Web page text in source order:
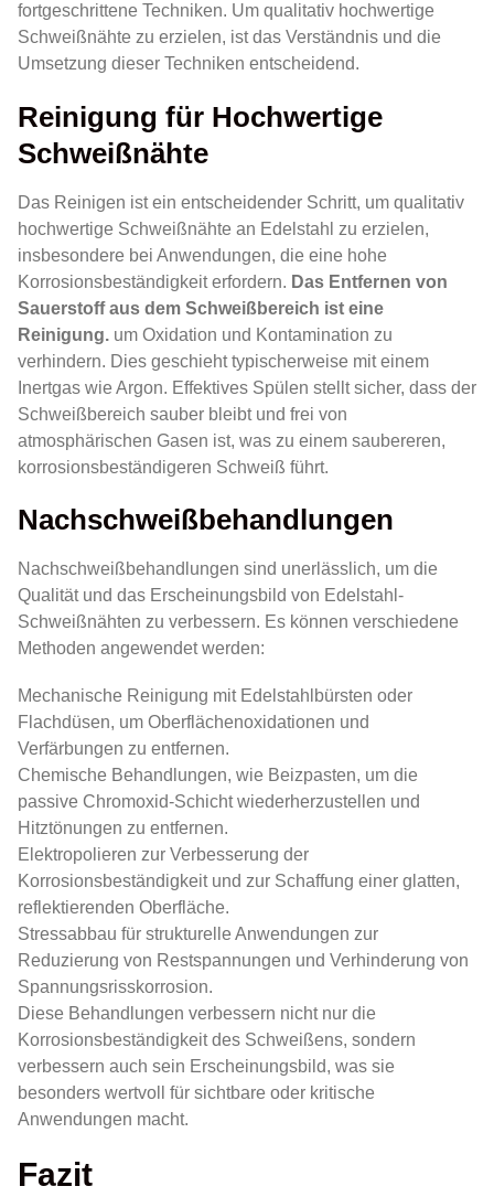
fortgeschrittene Techniken. Um qualitativ hochwertige
Schweißnähte zu erzielen, ist das Verständnis und die
Umsetzung dieser Techniken entscheidend.
Reinigung für Hochwertige
Schweißnähte
Das Reinigen ist ein entscheidender Schritt, um qualitativ
hochwertige Schweißnähte an Edelstahl zu erzielen,
insbesondere bei Anwendungen, die eine hohe
Korrosionsbeständigkeit erfordern. Das Entfernen von
Sauerstoff aus dem Schweißbereich ist eine
Reinigung. um Oxidation und Kontamination zu
verhindern. Dies geschieht typischerweise mit einem
Inertgas wie Argon. Effektives Spülen stellt sicher, dass der
Schweißbereich sauber bleibt und frei von
atmosphärischen Gasen ist, was zu einem saubereren,
korrosionsbeständigeren Schweiß führt.
Nachschweißbehandlungen
Nachschweißbehandlungen sind unerlässlich, um die
Qualität und das Erscheinungsbild von Edelstahl-
Schweißnähten zu verbessern. Es können verschiedene
Methoden angewendet werden:
Mechanische Reinigung mit Edelstahlbürsten oder
Flachdüsen, um Oberflächenoxidationen und
Verfärbungen zu entfernen.
Chemische Behandlungen, wie Beizpasten, um die
passive Chromoxid-Schicht wiederherzustellen und
Hitztönungen zu entfernen.
Elektropolieren zur Verbesserung der
Korrosionsbeständigkeit und zur Schaffung einer glatten,
reflektierenden Oberfläche.
Stressabbau für strukturelle Anwendungen zur
Reduzierung von Restspannungen und Verhinderung von
Spannungsrisskorrosion.
Diese Behandlungen verbessern nicht nur die
Korrosionsbeständigkeit des Schweißens, sondern
verbessern auch sein Erscheinungsbild, was sie
besonders wertvoll für sichtbare oder kritische
Anwendungen macht.
Fazit